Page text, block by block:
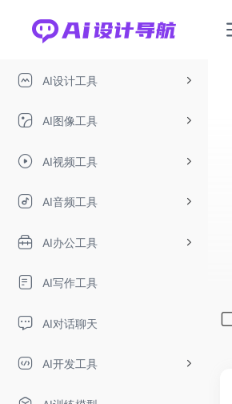
AI设计工具
AI图像工具
AI视频工具
AI音频工具
AI办公工具
AI写作工具
AI对话聊天
AI开发工具